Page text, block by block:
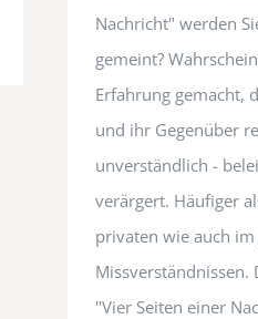
Nachricht" werden
gemeint?
Erfahrung gemacht,
und ihr Gegenüber
unverständlich -
verärgert. Häufiger
privaten wie auch
"Vier Seiten einer